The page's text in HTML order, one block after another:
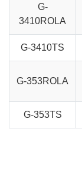
G-
3410ROLA
G-3410TS
G-353ROLA
G-353TS